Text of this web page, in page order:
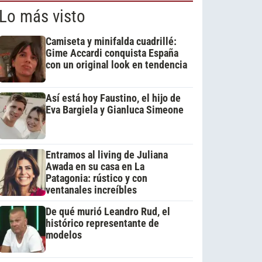
más visto
Camiseta y minifalda cuadrillé:
Gime Accardi conquista España
con un original look en tendencia
Así está hoy Faustino, el hijo de
Eva Bargiela y Gianluca Simeone
Entramos al living de Juliana
Awada en su casa en La
Patagonia: rústico y con
ventanales increíbles
De qué murió Leandro Rud, el
histórico representante de
modelos